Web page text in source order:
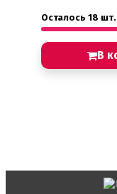
Осталось 18 шт.
В